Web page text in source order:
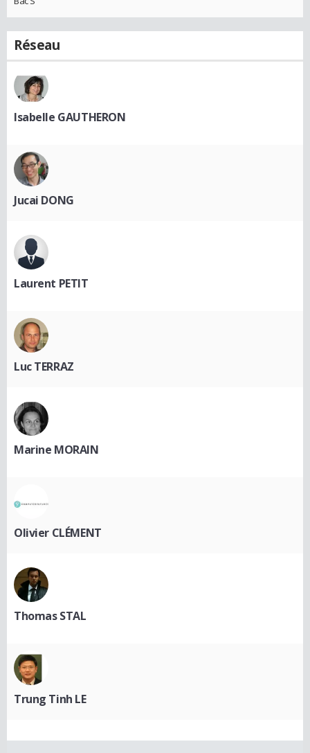
Réseau
Isabelle GAUTHERON
Jucai DONG
Laurent PETIT
Luc TERRAZ
Marine MORAIN
Olivier CLÉMENT
Thomas STAL
Trung Tinh LE